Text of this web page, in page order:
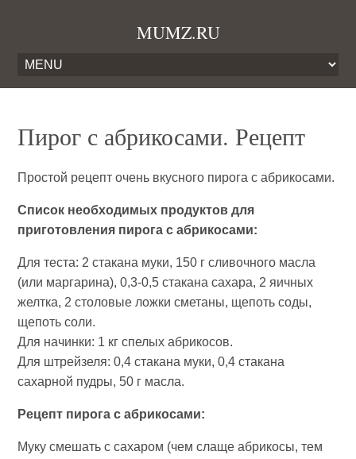
MUMZ.RU
Пирог с абрикосами. Рецепт
Простой рецепт очень вкусного пирога с абрикосами.
Список необходимых продуктов для
приготовления пирога с абрикосами:
Для теста: 2 стакана муки, 150 г сливочного масла
(или маргарина), 0,3-0,5 стакана сахара, 2 яичных
желтка, 2 столовые ложки сметаны, щепоть соды,
щепоть соли.
Для начинки: 1 кг спелых абрикосов.
Для штрейзеля: 0,4 стакана муки, 0,4 стакана
сахарной пудры, 50 г масла.
Рецепт пирога с абрикосами:
Муку смешать с сахаром (чем слаще абрикосы, тем